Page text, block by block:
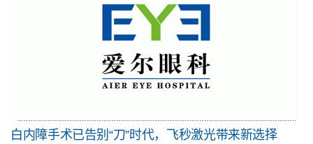
白内障手术已告别“刀”时代，飞秒激光带来新选择